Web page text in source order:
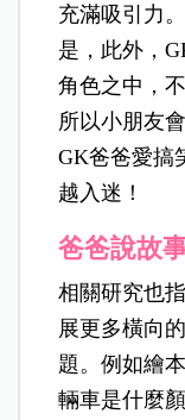
充滿吸引力
是，此外，
角色之中，
所以小朋友
GK爸爸愛搞
越入迷！
爸爸說故
相關研究也
展更多橫向
題。例如繪
輛車是什麼